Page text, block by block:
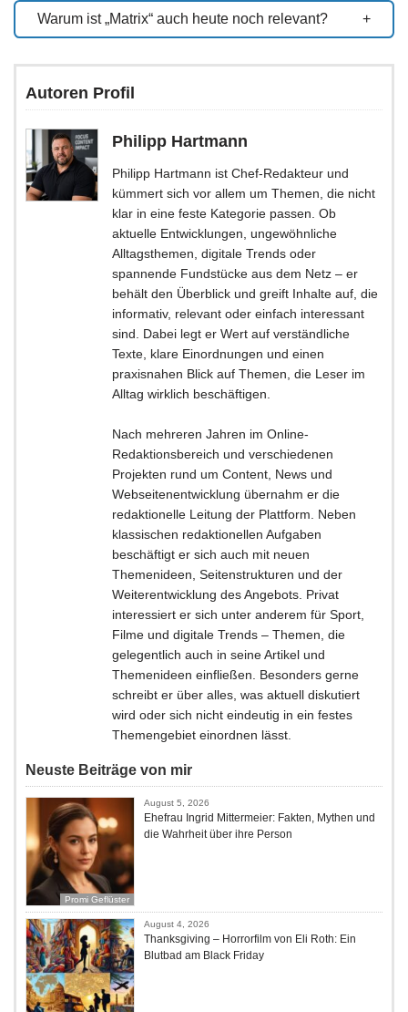
Warum ist „Matrix“ auch heute noch relevant?
Autoren Profil
Philipp Hartmann
Philipp Hartmann ist Chef-Redakteur und
kümmert sich vor allem um Themen, die nicht
klar in eine feste Kategorie passen. Ob
aktuelle Entwicklungen, ungewöhnliche
Alltagsthemen, digitale Trends oder
spannende Fundstücke aus dem Netz – er
behält den Überblick und greift Inhalte auf, die
informativ, relevant oder einfach interessant
sind. Dabei legt er Wert auf verständliche
Texte, klare Einordnungen und einen
praxisnahen Blick auf Themen, die Leser im
Alltag wirklich beschäftigen.
Nach mehreren Jahren im Online-
Redaktionsbereich und verschiedenen
Projekten rund um Content, News und
Webseitenentwicklung übernahm er die
redaktionelle Leitung der Plattform. Neben
klassischen redaktionellen Aufgaben
beschäftigt er sich auch mit neuen
Themenideen, Seitenstrukturen und der
Weiterentwicklung des Angebots. Privat
interessiert er sich unter anderem für Sport,
Filme und digitale Trends – Themen, die
gelegentlich auch in seine Artikel und
Themenideen einfließen. Besonders gerne
schreibt er über alles, was aktuell diskutiert
wird oder sich nicht eindeutig in ein festes
Themengebiet einordnen lässt.
Neuste Beiträge von mir
Promi Geflüster
August 5, 2026
Ehefrau Ingrid Mittermeier: Fakten, Mythen und
die Wahrheit über ihre Person
August 4, 2026
Thanksgiving – Horrorfilm von Eli Roth: Ein
Blutbad am Black Friday